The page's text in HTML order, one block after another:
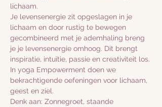
lichaam.
Je levensenergie zit opgeslagen in je
lichaam en door rustig te bewegen
gecombineerd met je ademhaling breng
je je levensenergie omhoog. Dit brengt
inspiratie, intuïtie, passie en creativiteit los.
In yoga Empowerment doen we
bekrachtigende oefeningen voor lichaam,
geest en ziel.
Denk aan: Zonnegroet, staande